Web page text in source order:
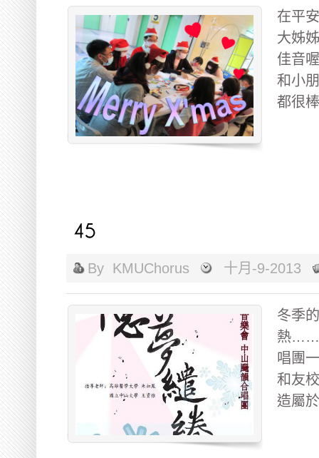
在平
大姊
佳音
和小
都很
By KMUChorus 十月-9-2013
冬季
熱……
唱團
和友
造屬